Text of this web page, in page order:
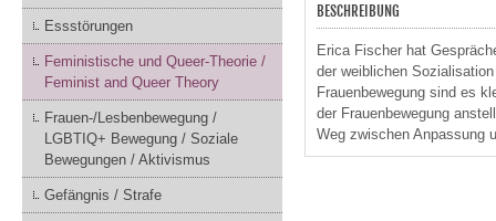
Essstörungen
Feministische und Queer-Theorie /
Feminist and Queer Theory
Frauen-/Lesbenbewegung /
LGBTIQ+ Bewegung / Soziale
Bewegungen / Aktivismus
Gefängnis / Strafe
BESCHREIBUNG
Erica Fischer hat
der weiblichen
Frauenbewegung sind es
der Frauenbewegung
Weg zwischen Anpassung